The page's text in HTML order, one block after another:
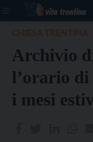
Archivio
l’orario
i mesi